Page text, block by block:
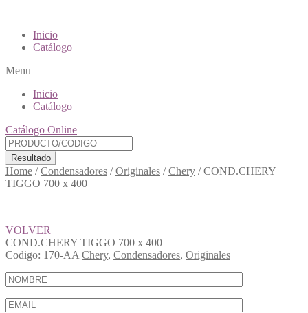
Inicio
Catálogo
Menu
Inicio
Catálogo
Catálogo Online
Resultado
Home /Condensadores /Originales /Chery /COND.CHERY
TIGGO 700 x 400
VOLVER
COND.CHERY TIGGO 700 x 400
Codigo: 170-AA Chery, Condensadores, Originales